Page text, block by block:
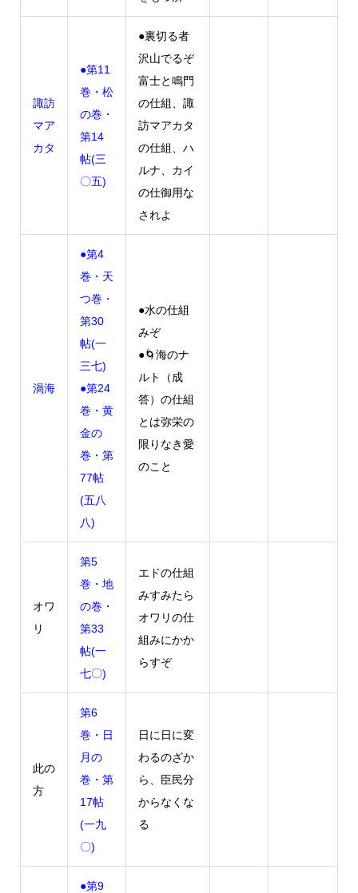
諏訪
マア
カタ
●第11
巻・松
の巻・
第14
帖(三
〇五)
●裏切る者
沢山でるぞ
富士と鳴門
の仕組、諏
訪マアカタ
の仕組、ハ
ルナ、カイ
の仕御用な
されよ
渦海
●第4
巻・天
つ巻・
第30
帖(一
三七)
●第24
巻・黄
金の
巻・第
77帖
(五八
八)
●水の仕組
みぞ
●🌀海のナ
ルト（成
答）の仕組
とは弥栄の
限りなき愛
のこと
オワ
リ
第5
巻・地
の巻・
第33
帖(一
七〇)
エドの仕組
みすみたら
オワリの仕
組みにかか
らすぞ
此の
方
第6
巻・日
月の
巻・第
17帖
(一九
〇)
日に日に変
わるのざか
ら、臣民分
からなくな
る
●第9